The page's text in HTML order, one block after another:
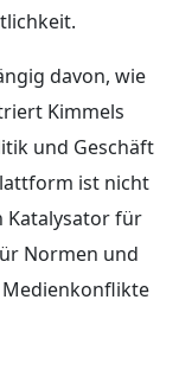
davon, wie
Kimmels
und Geschäft
ist nicht
Katalysator für
Normen und
Medienkonflikte